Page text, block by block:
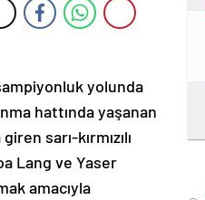
yolunda
hattında yaşanan
sarı-kırmızılı
Lang ve Yaser
amacıyla